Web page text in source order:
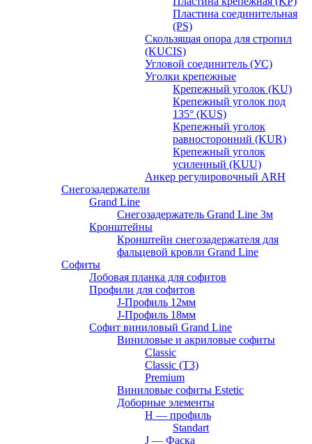
Пластина соединительная
(PS)
Скользящая опора для стропил
(KUCIS)
Угловой соединитель (УС)
Уголки крепежныe
Крепежный уголок (KU)
Крепежный уголок под
135° (KUS)
Крепежный уголок
равносторонний (KUR)
Крепежный уголок
усиленный (KUU)
Анкер регулировочный ARH
Снегозадержатели
Grand Line
Снегозадержатель Grand Line 3м
Кронштейны
Кронштейн снегозадержателя для
фальцевой кровли Grand Line
Софиты
Лобовая планка для софитов
Профили для софитов
J-Профиль 12мм
J-Профиль 18мм
Софит виниловый Grand Line
Виниловые и акриловые софиты
Classic
Classic (T3)
Premium
Виниловые софиты Estetic
Доборные элементы
H — профиль
Standart
J — Фаска